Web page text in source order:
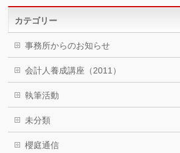
カテゴリー
事務所からのお知らせ
会計人養成講座（2011）
執筆活動
未分類
櫻庭通信